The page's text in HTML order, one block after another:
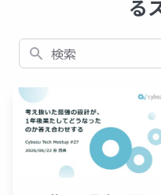
る
検索